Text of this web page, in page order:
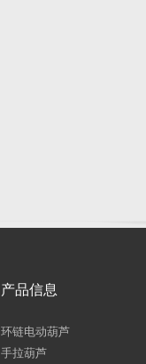
产品信息
环链电动葫芦
手拉葫芦